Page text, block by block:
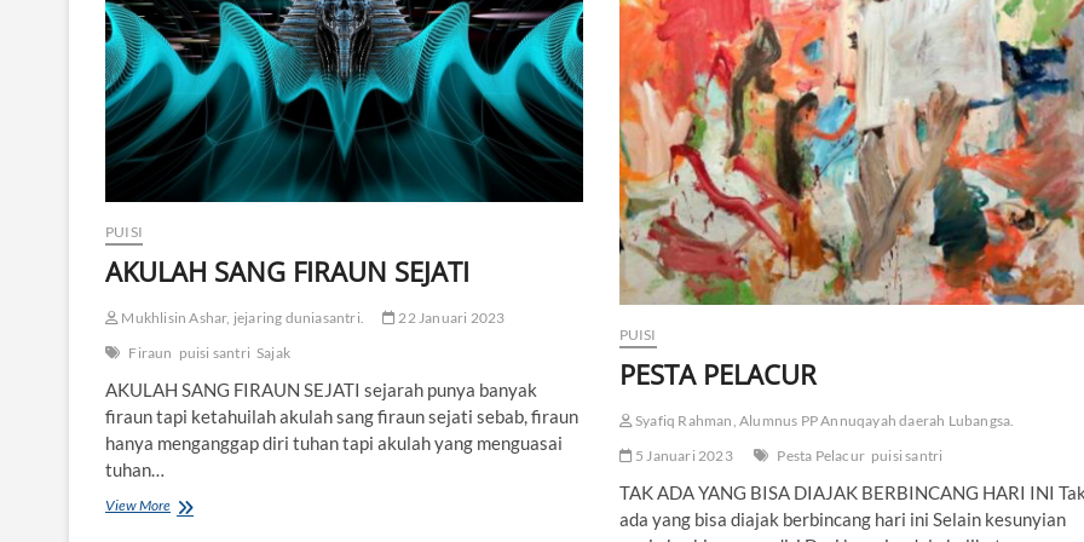
A
H
S
T
T
I
T
I
P
A
N
PUISI
AKULAH SANG FIRAUN SEJATI
Mukhlisin Ashar, jejaring duniasantri.
22 Januari 2023
Firaun puisi santri Sajak
AKULAH SANG FIRAUN SEJATI sejarah punya banyak
firaun tapi ketahuilah akulah sang firaun sejati sebab, firaun
hanya menganggap diri tuhan tapi akulah yang menguasai
tuhan…
View More
PUISI
PESTA PELACUR
Syafiq Rahman, Alumnus PP Annuqayah daerah Lubangsa.
5 Januari 2023
Pesta Pelacur puisi santri
TAK ADA YANG BISA DIAJAK BERBINCANG HARI INI
ada yang bisa diajak berbincang hari ini Selain kesunyian